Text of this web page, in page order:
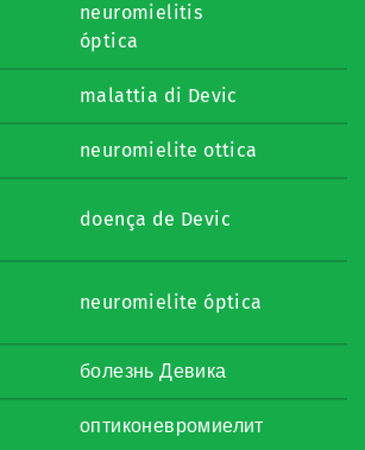
neuromielitis
óptica
malattia di Devic
neuromielite ottica
doença de Devic
neuromielite óptica
болезнь Девика
оптиконевромиелит